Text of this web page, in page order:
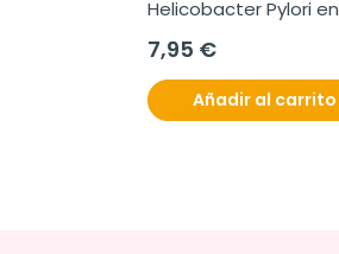
Helicobacter Pylori en
7,95 €
Añadir al carrito